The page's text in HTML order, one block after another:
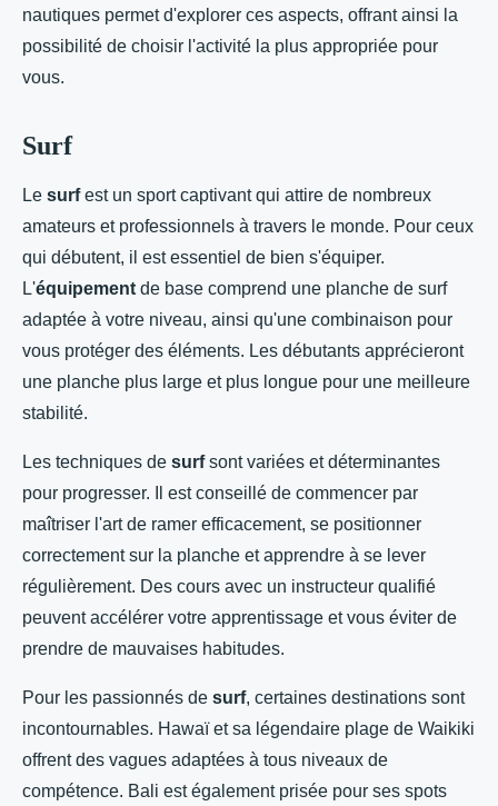
nautiques permet d'explorer ces aspects, offrant ainsi la
possibilité de choisir l'activité la plus appropriée pour
vous.
Surf
Le surfest un sport captivant qui attire de nombreux
amateurs et professionnels à travers le monde. Pour ceux
qui débutent, il est essentiel de bien s'équiper.
L'équipement de base comprend une planche de surf
adaptée à votre niveau, ainsi qu'une combinaison pour
vous protéger des éléments. Les débutants apprécieront
une planche plus large et plus longue pour une meilleure
stabilité.
Les techniques de surfsont variées et déterminantes
pour progresser. Il est conseillé de commencer par
maîtriser l'art de ramer efficacement, se positionner
correctement sur la planche et apprendre à se lever
régulièrement. Des cours avec un instructeur qualifié
peuvent accélérer votre apprentissage et vous éviter de
prendre de mauvaises habitudes.
Pour les passionnés de surf, certaines destinations sont
incontournables. Hawaï et sa légendaire plage de Waikiki
offrent des vagues adaptées à tous niveaux de
compétence. Bali est également prisée pour ses spots